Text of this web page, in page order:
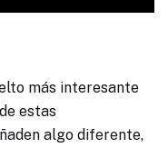
más interesante
estas
algo diferente,